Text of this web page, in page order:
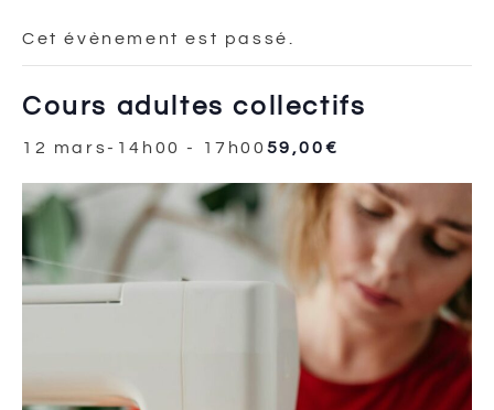
Cet évènement est passé.
Cours adultes collectifs
12 mars-14h00 - 17h00 59,00€